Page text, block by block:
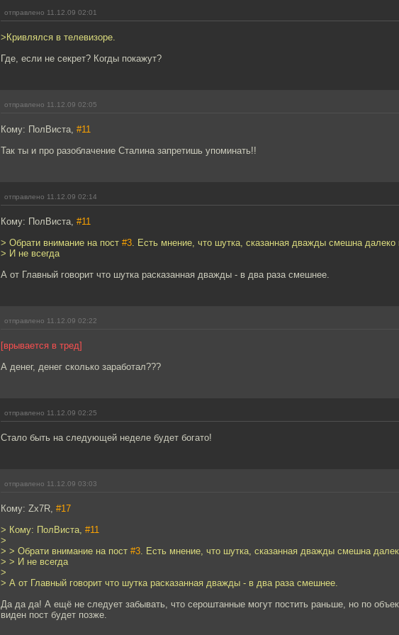
отправлено 11.12.09 02:01
>Кривлялся в телевизоре.
Где, если не секрет? Когды покажут?
отправлено 11.12.09 02:05
Кому: ПолВиста, #11
Так ты и про разоблачение Сталина запретишь упоминать!!
отправлено 11.12.09 02:14
Кому: ПолВиста, #11
> Обрати внимание на пост #3. Есть мнение, что шутка, сказанная дважды смешна далеко
> И не всегда
А от Главный говорит что шутка расказанная дважды - в два раза смешнее.
отправлено 11.12.09 02:22
[врывается в тред]
А денег, денег сколько заработал???
отправлено 11.12.09 02:25
Стало быть на следующей неделе будет богато!
отправлено 11.12.09 03:03
Кому: Zx7R, #17
> Кому: ПолВиста, #11
>
> > Обрати внимание на пост #3. Есть мнение, что шутка, сказанная дважды смешна
> > И не всегда
>
> А от Главный говорит что шутка расказанная дважды - в два раза смешнее.
Да да да! А ещё не следует забывать, что сероштанные могут постить раньше, но по
виден пост будет позже.